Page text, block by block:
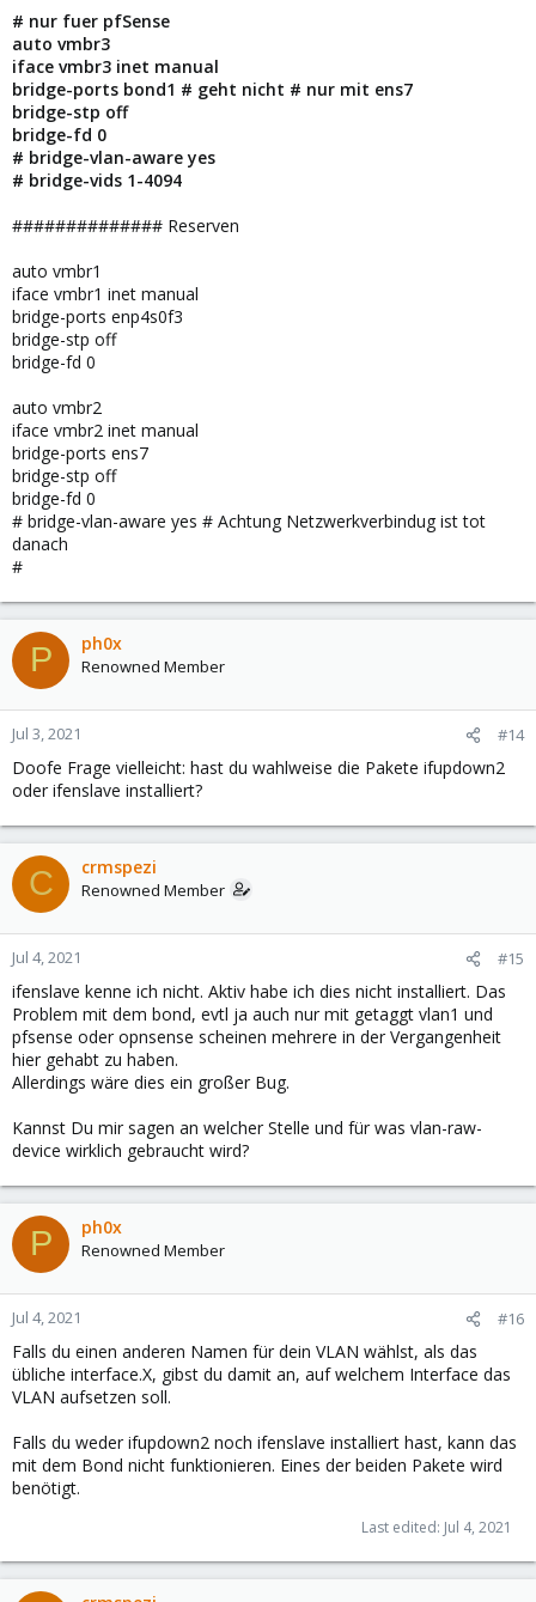
# nur fuer pfSense
auto vmbr3
iface vmbr3 inet manual
bridge-ports bond1 # geht nicht # nur mit ens7
bridge-stp off
bridge-fd 0
# bridge-vlan-aware yes
# bridge-vids 1-4094
############## Reserven
auto vmbr1
iface vmbr1 inet manual
bridge-ports enp4s0f3
bridge-stp off
bridge-fd 0
auto vmbr2
iface vmbr2 inet manual
bridge-ports ens7
bridge-stp off
bridge-fd 0
# bridge-vlan-aware yes # Achtung Netzwerkverbindug ist tot
danach
#
P ph0x
Renowned Member
Jul 3, 2021 #14
Doofe Frage vielleicht: hast du wahlweise die Pakete ifupdown2
oder ifenslave installiert?
C crmspezi
Renowned Member
Jul 4, 2021 #15
ifenslave kenne ich nicht. Aktiv habe ich dies nicht installiert. Das
Problem mit dem bond, evtl ja auch nur mit getaggt vlan1 und
pfsense oder opnsense scheinen mehrere in der Vergangenheit
hier gehabt zu haben.
Allerdings wäre dies ein großer Bug.
Kannst Du mir sagen an welcher Stelle und für was vlan-raw-
device wirklich gebraucht wird?
P ph0x
Renowned Member
Jul 4, 2021 #16
Falls du einen anderen Namen für dein VLAN wählst, als das
übliche interface.X, gibst du damit an, auf welchem Interface das
VLAN aufsetzen soll.
Falls du weder ifupdown2 noch ifenslave installiert hast, kann das
mit dem Bond nicht funktionieren. Eines der beiden Pakete wird
benötigt.
Last edited: Jul 4, 2021